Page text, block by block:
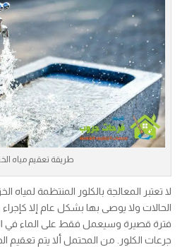
طريقة تعقيم مياه
لا تعتبر المعالجة بالكلور المنتظمة
الحالات ولا يوصى بها بشكل عام إلا كإجراء
فترة قصيرة وسيعمل فقط على الماء في
جرعات الكلور. من المحتمل ألا يتم تعقيم